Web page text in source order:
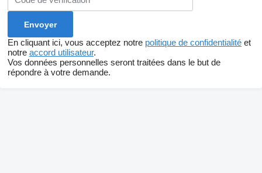
En cliquant ici, vous acceptez notre politique de confidentialité et
notre accord utilisateur.
Vos données personnelles seront traitées dans le but de
répondre à votre demande.